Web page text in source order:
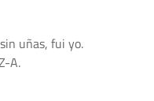
uñas, fui yo.
A.